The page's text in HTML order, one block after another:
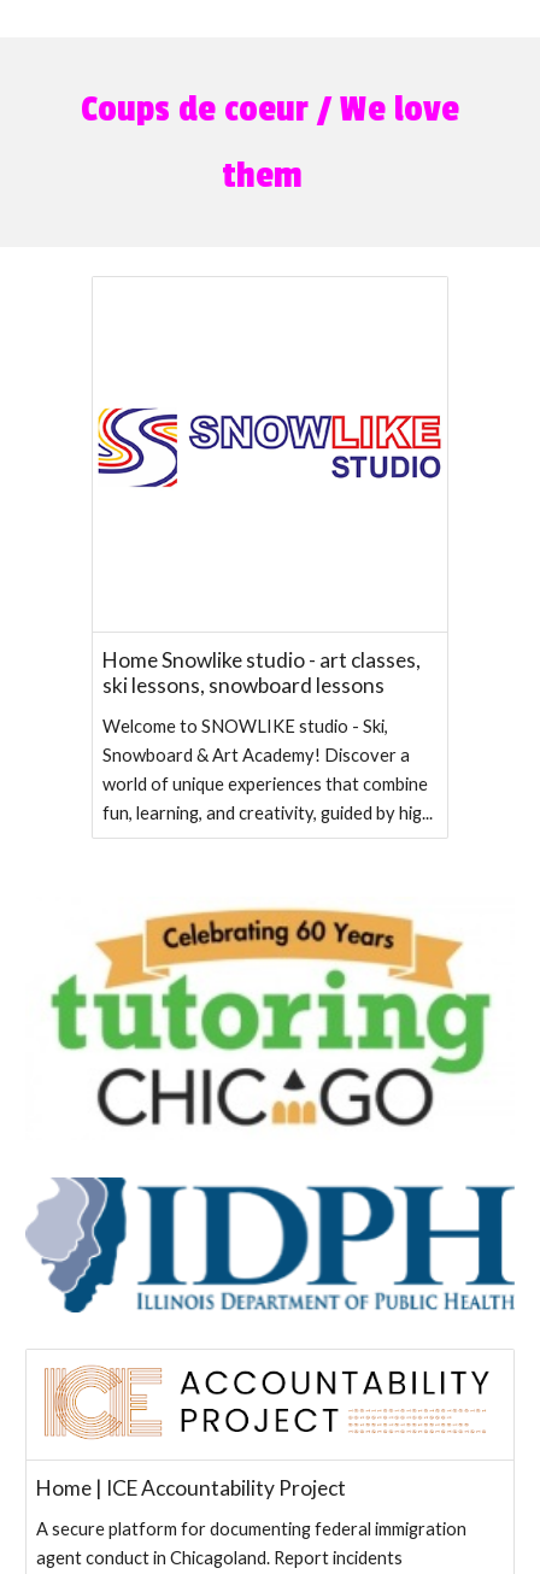
Coups de coeur / We love
them
Home Snowlike studio - art classes,
ski lessons, snowboard lessons
Welcome to SNOWLIKE studio - Ski,
Snowboard & Art Academy! Discover a
world of unique experiences that combine
fun, learning, and creativity, guided by hig...
Home | ICE Accountability Project
A secure platform for documenting federal immigration
agent conduct in Chicagoland. Report incidents